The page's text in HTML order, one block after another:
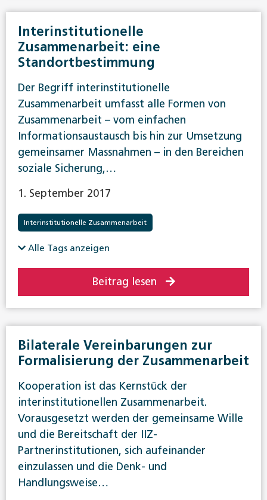
Interinstitutionelle
Zusammenarbeit: eine
Standortbestimmung
Der Begriff interinstitutionelle
Zusammenarbeit umfasst alle Formen von
Zusammenarbeit – vom einfachen
Informationsaustausch bis hin zur Umsetzung
gemeinsamer Massnahmen – in den Bereichen
soziale Sicherung,…
1. September 2017
Interinstitutionelle Zusammenarbeit
Alle Tags anzeigen
Beitrag lesen
Bilaterale Vereinbarungen zur
Formalisierung der Zusammenarbeit
Kooperation ist das Kernstück der
interinstitutionellen Zusammenarbeit.
Vorausgesetzt werden der gemeinsame Wille
und die Bereitschaft der IIZ-
Partnerinstitutionen, sich aufeinander
einzulassen und die Denk- und
Handlungsweise…